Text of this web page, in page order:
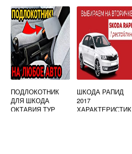
ПОДЛОКОТНИК
ДЛЯ ШКОДА
ОКТАВИЯ ТУР
ШКОДА РАПИД
2017
ХАРАКТЕРИСТИК